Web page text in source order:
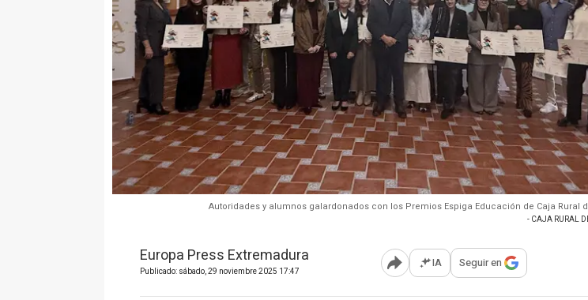
Autoridades y alumnos galardonados con los Premios Espiga Educación de Caja Rural
- CAJA RURAL
Europa Press Extremadura
Publicado: sábado, 29 noviembre 2025 17:47 Abrir opciones para compartir
IA Seguir en